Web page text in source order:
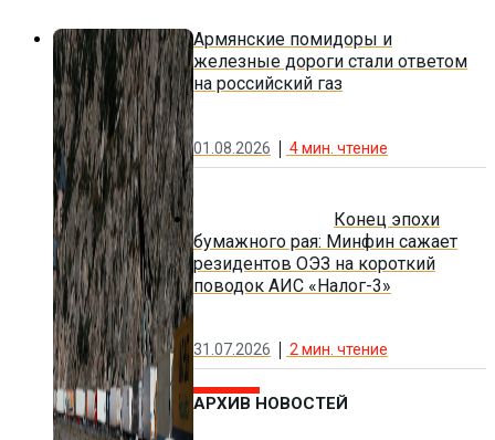
Армянские помидоры и
железные дороги стали ответом
на российский газ
01.08.2026 4мин. чтение
Конец эпохи
бумажного рая: Минфин сажает
резидентов ОЭЗ на короткий
поводок АИС «Налог-3»
31.07.2026 2 мин. чтение
АРХИВ НОВОСТЕЙ